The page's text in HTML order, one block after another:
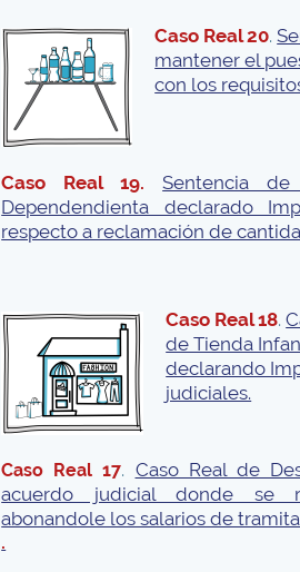
Caso Real 20.
mantener el
con los
Caso Real 19.
Sentencia
Dependendienta declarado
respecto a reclamación de
Caso Real 18.
de Tienda
declarando
judiciales.
Caso Real 17. Caso Real de
acuerdo judicial donde se
abonandole los salarios de
.